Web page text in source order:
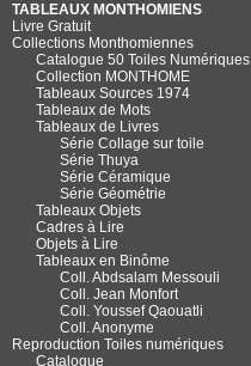
TABLEAUX MONTHOMIENS
Livre Gratuit
Collections Monthomiennes
Catalogue 50 Toiles Numériques
Collection MONTHOME
Tableaux Sources 1974
Tableaux de Mots
Tableaux de Livres
Série Collage sur toile
Série Thuya
Série Céramique
Série Géométrie
Tableaux Objets
Cadres à Lire
Objets à Lire
Tableaux en Binôme
Coll. Abdsalam Messouli
Coll. Jean Monfort
Coll. Youssef Qaouatli
Coll. Anonyme
Reproduction Toiles numériques
Catalogue